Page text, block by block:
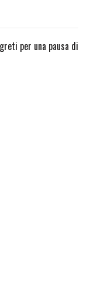
per una pausa di